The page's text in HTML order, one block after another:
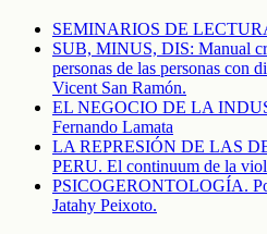
SEMINARIOS DE
SUB, MINUS, DIS: Manual
personas de las personas con
Vicent San Ramón.
EL NEGOCIO DE LA
Fernando Lamata
LA REPRESIÓN DE LAS
PERU. El continuum de la
PSICOGERONTOLOGÍA.
Jatahy Peixoto.